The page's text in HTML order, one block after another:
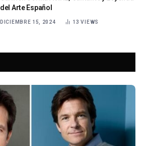
del Arte Español
DICIEMBRE 15, 2024 13VIEWS